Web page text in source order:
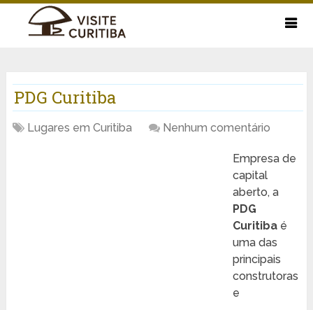
PDG Curitiba
Lugares em Curitiba Nenhum comentário
Empresa de
capital
aberto, a
PDG
Curitibaé
uma das
principais
construtoras
e